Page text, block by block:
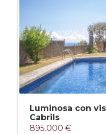
Luminosa con
Cabrils
895.000 €